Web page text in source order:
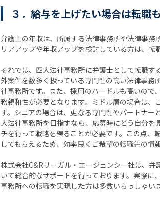
３．給与を上げたい場合は転職
弁護士の年収は、所属する法律事務所や法律事務
リアアップや年収アップを検討している方は、転
それでは、四大法律事務所に弁護士として転職
外案件を数多く扱っている専門性の高い法律事
律事務所です。また、採用のハードルも高いの
務親和性が必要となります。ミドル層の場合は、
す。シニアの場合は、更なる専門性やパートナー
大法律事務所を目指すなら、応募時にどう自分
チを行って戦略を練ることが必要です。この点
してもらえるため、効率良くご希望の転職先の情
株式会社C&Rリーガル・エージェンシー社は、
いて総合的なサポートを行っております。実際
事務所への転職を実現した方は多数いらっしゃいま